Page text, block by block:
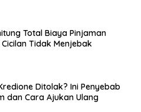
Total Biaya Pinjaman
Tidak Menjebak
Ditolak? Ini Penyebab
dan Cara Ajukan Ulang